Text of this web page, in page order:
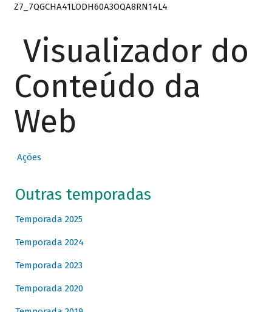
Z7_7QGCHA41LODH60A3OQA8RN14L4
Visualizador do
Conteúdo da
Web
Ações
Outras temporadas
Temporada 2025
Temporada 2024
Temporada 2023
Temporada 2020